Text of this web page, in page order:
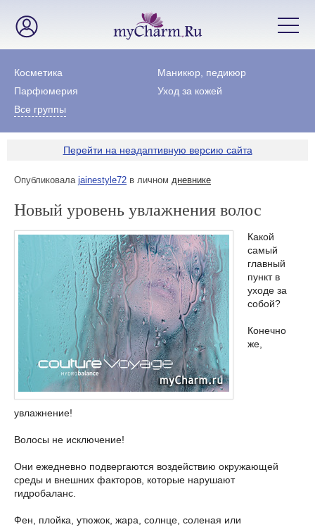
Косметика
Маникюр, педикюр
Парфюмерия
Уход за кожей
Все группы
Перейти на неадаптивную версию сайта
Опубликовала jainestyle72 в личном дневнике
Новый уровень увлажнения волос
Какой
самый
главный
пункт в
уходе за
собой?
Конечно
же,
увлажнение!
Волосы не исключение!
Они ежедневно подвергаются воздействию окружающей
среды и внешних факторов, которые нарушают
гидробаланс.
Фен, плойка, утюжок, жара, солнце, соленая или